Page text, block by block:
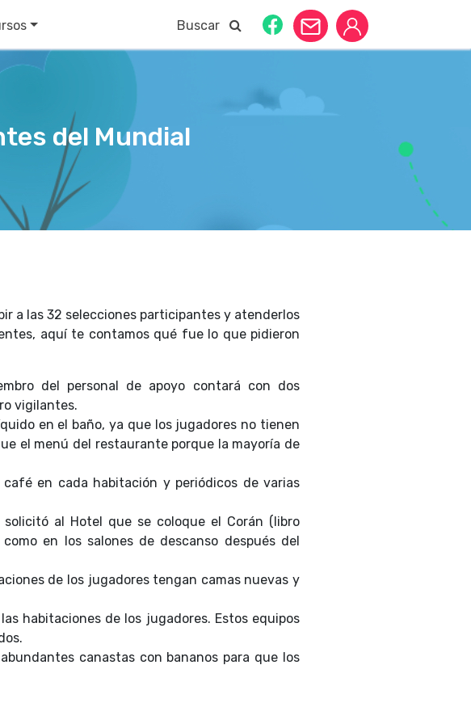
Buscar
del Mundial
a las 32 selecciones participantes y atenderlos
aquí te contamos qué fue lo que pidieron
del personal de apoyo contará con dos
vigilantes.
en el baño, ya que los jugadores no tienen
el menú del restaurante porque la mayoría de
en cada habitación y periódicos de varias
al Hotel que se coloque el Corán (libro
en los salones de descanso después del
de los jugadores tengan camas nuevas y
habitaciones de los jugadores. Estos equipos
canastas con bananos para que los